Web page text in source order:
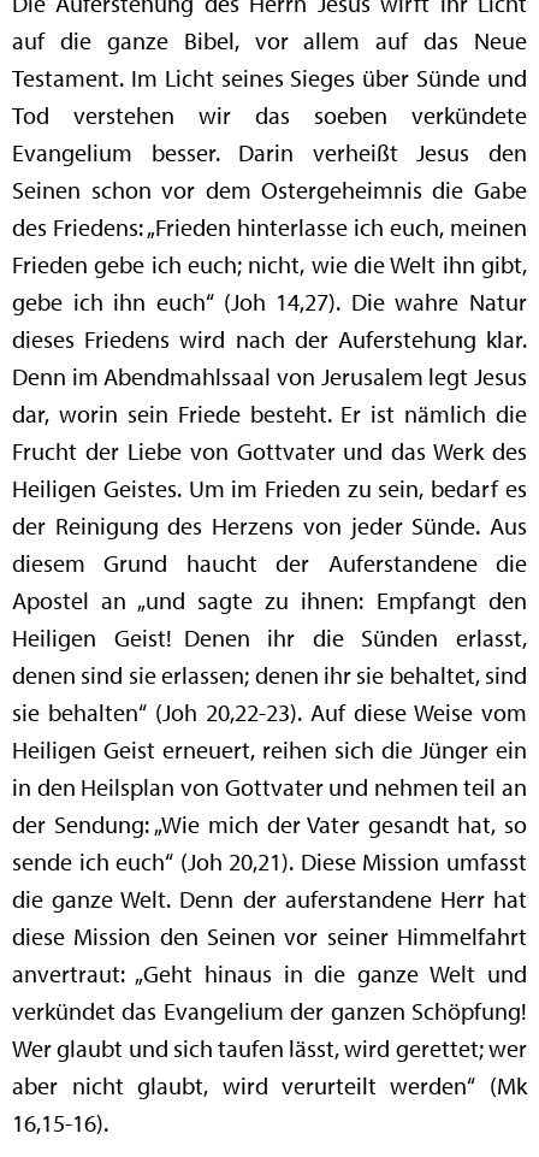
auf die ganze Bibel, vor allem auf das Neue
Testament. Im Licht seines Sieges über Sünde und
Tod verstehen wir das soeben verkündete
Evangelium besser. Darin verheißt Jesus den
Seinen schon vor dem Ostergeheimnis die Gabe
des Friedens: „Frieden hinterlasse ich euch, meinen
Frieden gebe ich euch; nicht, wie die Welt ihn gibt,
gebe ich ihn euch“ (Joh 14,27). Die wahre Natur
dieses Friedens wird nach der Auferstehung klar.
Denn im Abendmahlssaal von Jerusalem legt Jesus
dar, worin sein Friede besteht. Er ist nämlich die
Frucht der Liebe von Gottvater und das Werk des
Heiligen Geistes. Um im Frieden zu sein, bedarf es
der Reinigung des Herzens von jeder Sünde. Aus
diesem Grund haucht der Auferstandene die
Apostel an „und sagte zu ihnen: Empfangt den
Heiligen Geist! Denen ihr die Sünden erlasst,
denen sind sie erlassen; denen ihr sie behaltet, sind
sie behalten“ (Joh 20,22-23). Auf diese Weise vom
Heiligen Geist erneuert, reihen sich die Jünger ein
in den Heilsplan von Gottvater und nehmen teil an
der Sendung: „Wie mich der Vater gesandt hat, so
sende ich euch“ (Joh 20,21). Diese Mission umfasst
die ganze Welt. Denn der auferstandene Herr hat
diese Mission den Seinen vor seiner Himmelfahrt
anvertraut: „Geht hinaus in die ganze Welt und
verkündet das Evangelium der ganzen Schöpfung!
Wer glaubt und sich taufen lässt, wird gerettet; wer
aber nicht glaubt, wird verurteilt werden“ (Mk
16,15-16).